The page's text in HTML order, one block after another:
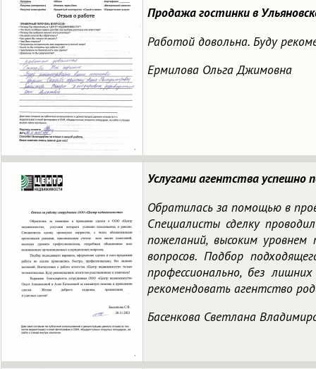
Продажа гостинки в
Работой довольна. Буду
Ермилова Ольга Джимовна
Услугами агентства успешно
Обратилась за помощью в
Специалисты сделку
пожеланий, высоким уровнем
вопросов. Подбор
профессионально, без
рекомендовать агентство
Басенкова Светлана